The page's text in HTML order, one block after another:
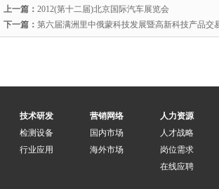
上一篇： 2012(第十二届)北京国际汽车展览会
下一篇： 第六届满洲里中俄蒙科技发展暨高新科技产品交
技术研发
检测设备
行业应用
营销网络
国内市场
海外市场
人力资源
人才战略
岗位需求
在线应聘